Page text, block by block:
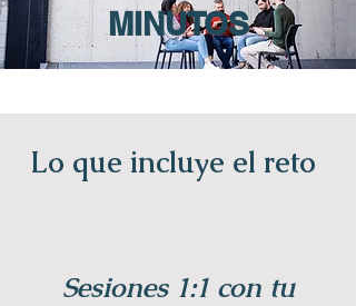
MINUTOS
Lo que incluye el reto
Sesiones 1:1 con tu